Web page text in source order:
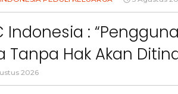
Anak Di Era Digital
Indonesia :
Tanpa Hak Akan
2026